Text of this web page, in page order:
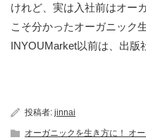
けれど、実は入社前はオー
こそ分かったオーガニック
INYOUMarket以前は、出版
投稿者: jinnai
オーガニックを生き方に！ オ